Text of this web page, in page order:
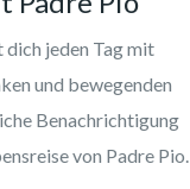
jeden Tag mit
und bewegenden
Benachrichtigung
von Padre Pio.